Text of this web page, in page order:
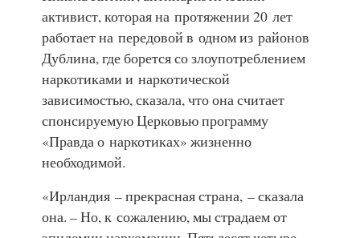
активист, которая на протяжении 20 лет
работает на передовой в одном из районов
Дублина, где борется со злоупотреблением
наркотиками и наркотической
зависимостью, сказала, что она считает
спонсируемую Церковью программу
«Правда о наркотиках» жизненно
необходимой.
«Ирландия – прекрасная страна, – сказала
она. – Но, к сожалению, мы страдаем от